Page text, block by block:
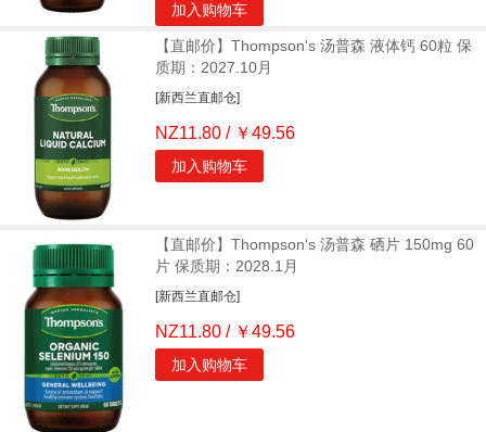
加入购物车
【直邮价】Thompson's 汤普森 液体钙 60粒 保
质期：2027.10月
[新西兰直邮仓]
NZ11.80 / ￥49.56
加入购物车
【直邮价】Thompson‘s 汤普森 硒片 150mg 60
片 保质期：2028.1月
[新西兰直邮仓]
NZ11.80 / ￥49.56
加入购物车